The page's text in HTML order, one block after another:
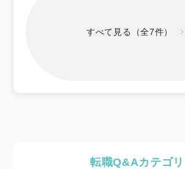
すべて見る（全7件）
転職Q&Aカテゴリ